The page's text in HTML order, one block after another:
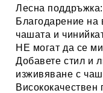
Лесна поддръжка:
Благодарение на
чашата и
НЕ могат да се
Добавете стил и
изживяване с